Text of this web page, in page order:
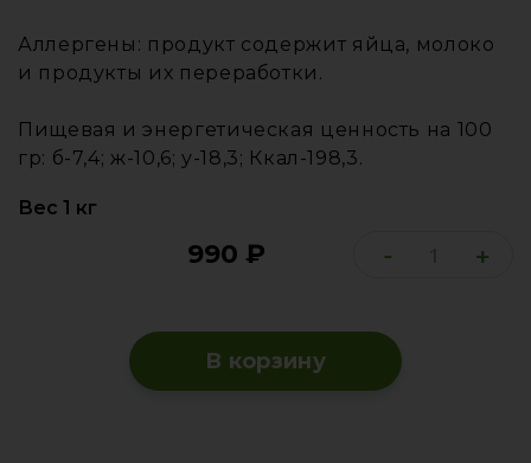
Аллергены: продукт содержит яйца, молоко
и продукты их переработки.
Пищевая и энергетическая ценность на 100
гр: б-7,4; ж-10,6; у-18,3; Ккал-198,3.
Вес 1 кг
990 ₽ - +
В корзину